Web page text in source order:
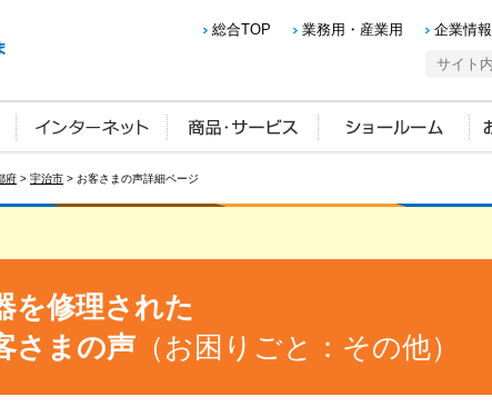
総合TOP 業務用・産業用 企業情報
府 > 宇治市 > お客さまの声詳細ページ
を修理された
さまの声 （お困りごと：その他）